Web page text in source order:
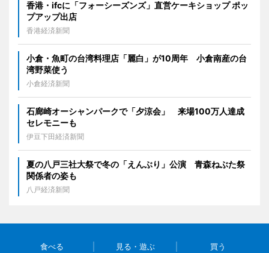
香港・ifcに「フォーシーズンズ」直営ケーキショップ ポッ
プアップ出店
香港経済新聞
小倉・魚町の台湾料理店「麗白」が10周年 小倉南産の台
湾野菜使う
小倉経済新聞
石廊崎オーシャンパークで「夕涼会」 来場100万人達成
セレモニーも
伊豆下田経済新聞
夏の八戸三社大祭で冬の「えんぶり」公演 青森ねぶた祭
関係者の姿も
八戸経済新聞
食べる 見る・遊ぶ 買う